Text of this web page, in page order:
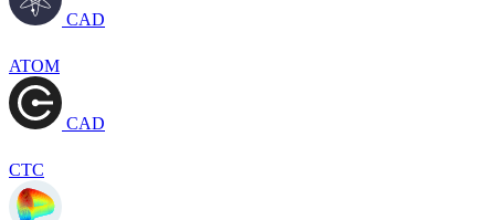
CAD
ATOM
CAD
CTC